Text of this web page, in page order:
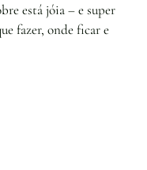
está jóia – e super
fazer, onde ficar e